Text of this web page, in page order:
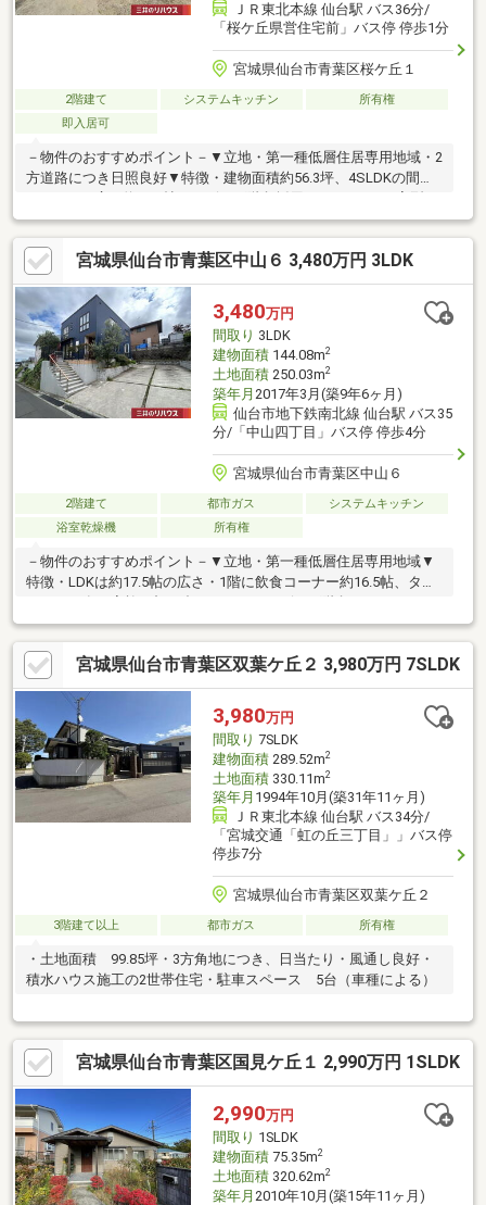
ＪＲ東北本線 仙台駅 バス36分/
「桜ケ丘県営住宅前」バス停 停歩1分
宮城県仙台市青葉区桜ケ丘１
2階建て システムキッチン
所有権
即入居可
－物件のおすすめポイント－▼立地・第一種低層住居専用地域・2
方道路につき日照良好▼特徴・建物面積約56.3坪、4SLDKの間取
対面式、ランドリールームが隣接・ウッドデッキ付の南庭有・駐
車12台可能(車種による)▼周辺環境・COOP MIYAGI桜ケ丘店 徒歩6
分(約470m)※別途私道持分有東側、地積:77平米、共有持分:36分の
4東側、地積:7.98平米、共有持分:8分の2■ ご希望の住まい探しを
お手伝いします ━━━━━・・・物件の詳細・ご相談はお気軽に
お問い合わせください。
宮城県仙台市青葉区中山６ 3,480万円 3LDK
3,480万円
間取り 3LDK
建物面積144.08m2
土地面積250.03m2
築年月 2017年3月(築9年6ヶ月)
仙台市地下鉄南北線 仙台駅 バス35
分/「中山四丁目」バス停 停歩4分
宮城県仙台市青葉区中山６
2階建て 都市ガス
システムキッチン
浴室乾燥機
所有権
－物件のおすすめポイント－▼立地・第一種低層住居専用地域▼
特徴・LDKは約17.5帖の広さ・1階に飲食コーナー約16.5帖、タイ
ルデッキ有・家族が顔を合わせやすいリビング階段・スペースを
有効活用しやすい壁付キッチン・パントリー他、各洋室に収納
有・主寝室約7.5帖にサンルームが隣接・土地面積約75.63坪▼設
備・食洗機・浴室乾燥機・Low-E複層ガラス▼周辺環境・ウジエ
スーパー中山店 徒歩4分(約310m)・中山不動公園 徒歩2分(約
150m)■ ご希望の住まい探しをお手伝いします ━━━━━・・・
物件の詳細・ご相談はお気軽にお問い合わせください。
宮城県仙台市青葉区双葉ケ丘２ 3,980万円 7SLDK
3,980万円
間取り 7SLDK
建物面積289.52m2
土地面積330.11m2
築年月 1994年10月(築31年11ヶ月)
ＪＲ東北本線 仙台駅 バス34分/
「宮城交通「虹の丘三丁目」」バス停
停歩7分
宮城県仙台市青葉区双葉ケ丘２
3階建て以上 都市ガス 所有権
・土地面積 99.85坪・3方角地につき、日当たり・風通し良好・
積水ハウス施工の2世帯住宅・駐車スペース 5台（車種による）
宮城県仙台市青葉区国見ケ丘１ 2,990万円 1SLDK
2,990万円
間取り 1SLDK
建物面積75.35m2
土地面積320.62m2
築年月 2010年10月(築15年11ヶ月)